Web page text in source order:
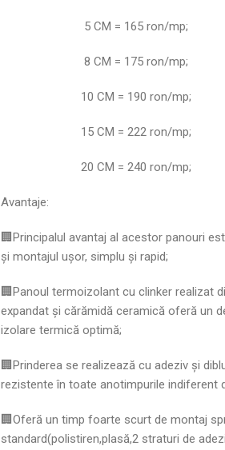
5 CM = 165 ron/mp;
8 CM = 175 ron/mp;
10 CM = 190 ron/mp;
15 CM = 222 ron/mp;
20 CM = 240 ron/mp;
Avantaje:
🏢Principalul avantaj al acestor panouri
și montajul ușor, simplu și rapid;
🏢Panoul termoizolant cu clinker realizat
expandat și cărămidă ceramică oferă un
izolare termică optimă;
🏢Prinderea se realizează cu adeziv și
rezistente în toate anotimpurile indiferent
🏢Oferă un timp foarte scurt de montaj
standard(polistiren,plasă,2 straturi de